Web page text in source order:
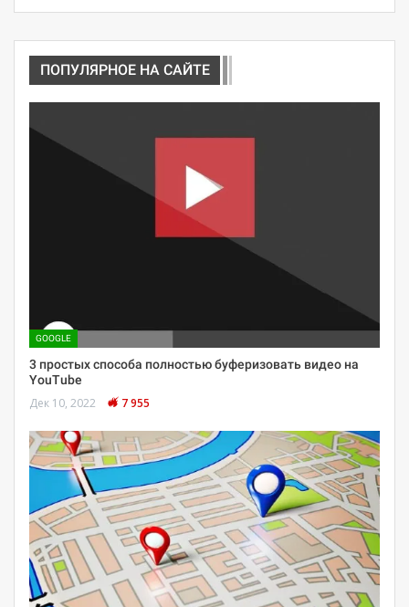
ПОПУЛЯРНОЕ НА САЙТЕ
GOOGLE
3 простых способа полностью буферизовать видео на
YouTube
Дек 10, 2022 7 955